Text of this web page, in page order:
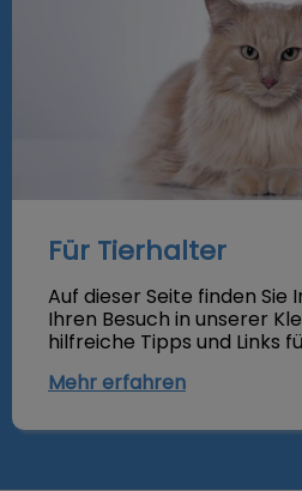
Für Tierhalter
Auf dieser Seite finden
Ihren Besuch in unserer
hilfreiche Tipps und Links
Mehr erfahren